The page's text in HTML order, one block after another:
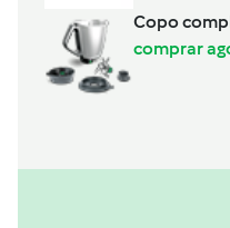
Copo
comprar